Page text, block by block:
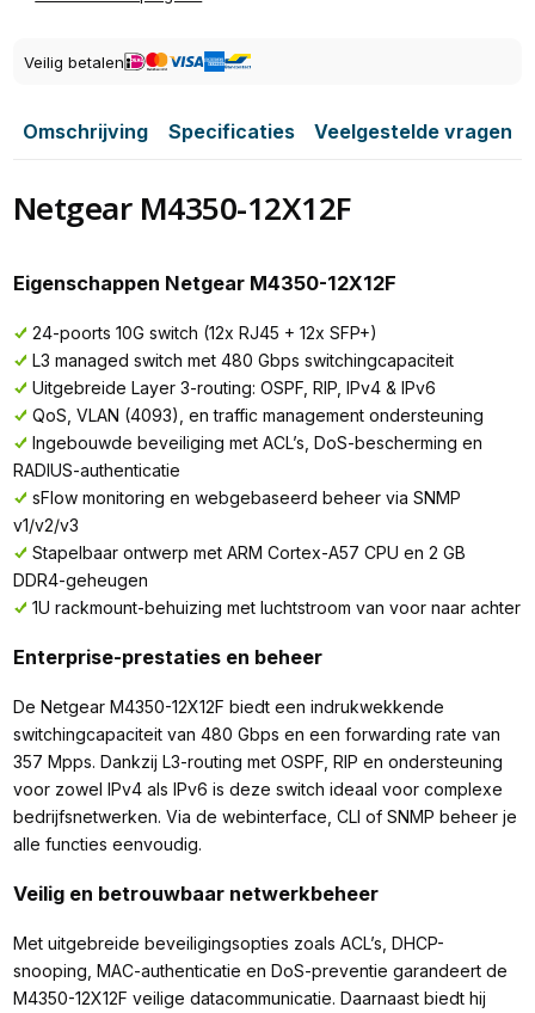
Veilig betalen
Omschrijving Specificaties Veelgestelde vragen
Netgear M4350-12X12F
Eigenschappen Netgear M4350-12X12F
24-poorts 10G switch (12x RJ45 + 12x SFP+)
L3 managed switch met 480 Gbps switchingcapaciteit
Uitgebreide Layer 3-routing: OSPF, RIP, IPv4 & IPv6
QoS, VLAN (4093), en traffic management ondersteuning
Ingebouwde beveiliging met ACL’s, DoS-bescherming en
RADIUS-authenticatie
sFlow monitoring en webgebaseerd beheer via SNMP
v1/v2/v3
Stapelbaar ontwerp met ARM Cortex-A57 CPU en 2 GB
DDR4-geheugen
1U rackmount-behuizing met luchtstroom van voor naar achter
Enterprise-prestaties en beheer
De Netgear M4350-12X12F biedt een indrukwekkende
switchingcapaciteit van 480 Gbps en een forwarding rate van
357 Mpps. Dankzij L3-routing met OSPF, RIP en ondersteuning
voor zowel IPv4 als IPv6 is deze switch ideaal voor complexe
bedrijfsnetwerken. Via de webinterface, CLI of SNMP beheer je
alle functies eenvoudig.
Veilig en betrouwbaar netwerkbeheer
Met uitgebreide beveiligingsopties zoals ACL’s, DHCP-
snooping, MAC-authenticatie en DoS-preventie garandeert de
M4350-12X12F veilige datacommunicatie. Daarnaast biedt hij